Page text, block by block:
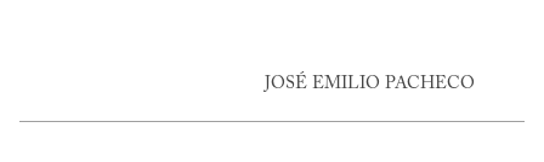
JOSÉ EMILIO PACHECO